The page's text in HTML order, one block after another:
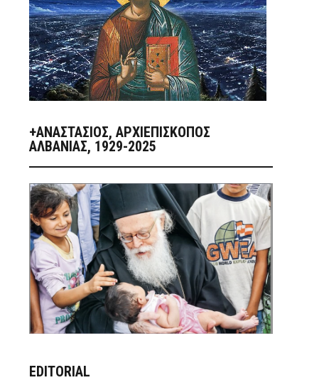
+ΑΝΑΣΤΆΣΙΟΣ, ΑΡΧΙΕΠΊΣΚΟΠΟΣ
ΑΛΒΑΝΊΑΣ, 1929-2025
EDITORIAL